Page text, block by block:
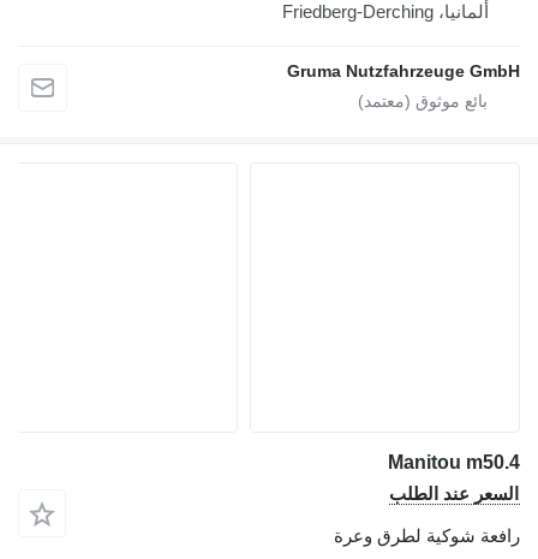
ألمانيا، Friedberg-Derching
Gruma Nutzfahrzeuge GmbH
Manitou m50.4
السعر عند الطلب
رافعة شوكية لطرق وعرة